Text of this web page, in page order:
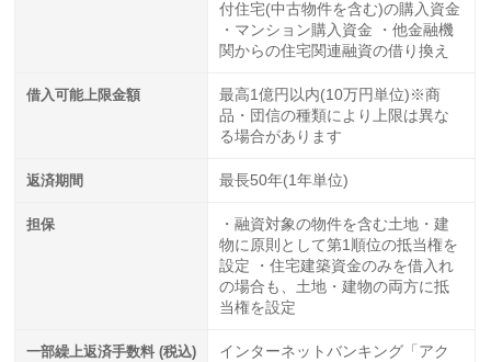
付住宅(中古物件を含む)の購入資金
・マンション購入資金 ・他金融機
関からの住宅関連融資の借り換え
借入可能上限金額
最高1億円以内(10万円単位)※商
品・団信の種類により上限は異な
る場合があります
返済期間 最長50年(1年単位)
担保
・融資対象の物件を含む土地・建
物に原則として第1順位の抵当権を
設定 ・住宅建築資金のみを借入れ
の場合も、土地・建物の両方に抵
当権を設定
一部繰上返済手数料 (税込)
インターネットバンキング「アク